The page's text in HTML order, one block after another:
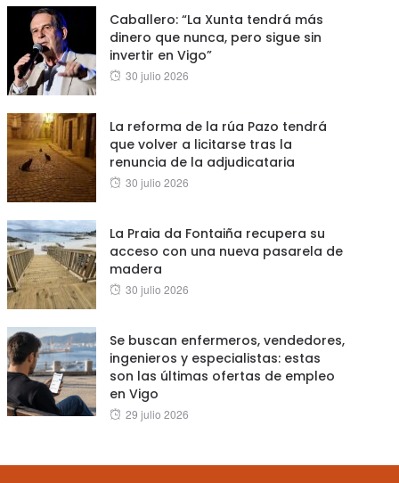
Caballero: “La Xunta tendrá más
dinero que nunca, pero sigue sin
invertir en Vigo”
Posted
30 julio 2026
La reforma de la rúa Pazo tendrá
que volver a licitarse tras la
renuncia de la adjudicataria
Posted
30 julio 2026
La Praia da Fontaiña recupera su
acceso con una nueva pasarela de
madera
Posted
30 julio 2026
Se buscan enfermeros, vendedores,
ingenieros y especialistas: estas
son las últimas ofertas de empleo
en Vigo
Posted
29 julio 2026